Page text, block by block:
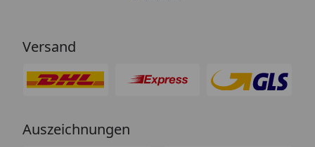
Versand
Auszeichnungen